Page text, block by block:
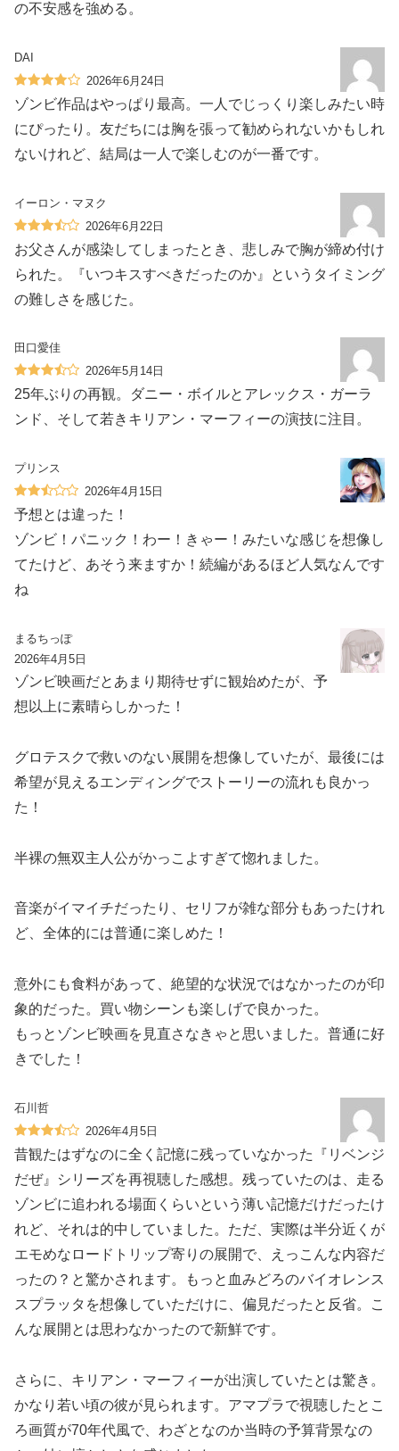
の不安感を強める。
DAI
2026年6月24日
ゾンビ作品はやっぱり最高。一人でじっくり楽しみたい時
にぴったり。友だちには胸を張って勧められないかもしれ
ないけれど、結局は一人で楽しむのが一番です。
イーロン・マヌク
2026年6月22日
お父さんが感染してしまったとき、悲しみで胸が締め付け
られた。『いつキスすべきだったのか』というタイミング
の難しさを感じた。
田口愛佳
2026年5月14日
25年ぶりの再観。ダニー・ボイルとアレックス・ガーラ
ンド、そして若きキリアン・マーフィーの演技に注目。
プリンス
2026年4月15日
予想とは違った！
ゾンビ！パニック！わー！きゃー！みたいな感じを想像し
てたけど、あ‍️そう来ますか！続編があるほど人気なんです
ね
まるちっぽ
2026年4月5日
ゾンビ映画だとあまり期待せずに観始めたが、予
想以上に素晴らしかった！
グロテスクで救いのない展開を想像していたが、最後には
希望が見えるエンディングでストーリーの流れも良かっ
た！
半裸の無双主人公がかっこよすぎて惚れました。
音楽がイマイチだったり、セリフが雑な部分もあったけれ
ど、全体的には普通に楽しめた！
意外にも食料があって、絶望的な状況ではなかったのが印
象的だった。買い物シーンも楽しげで良かった。
もっとゾンビ映画を見直さなきゃと思いました。普通に好
きでした！
石川哲
2026年4月5日
昔観たはずなのに全く記憶に残っていなかった『リベンジ
だぜ』シリーズを再視聴した感想。残っていたのは、走る
ゾンビに追われる場面くらいという薄い記憶だけだったけ
れど、それは的中していました。ただ、実際は半分近くが
エモめなロードトリップ寄りの展開で、えっこんな内容だ
ったの？と驚かされます。もっと血みどろのバイオレンス
スプラッタを想像していただけに、偏見だったと反省。こ
んな展開とは思わなかったので新鮮です。
さらに、キリアン・マーフィーが出演していたとは驚き。
かなり若い頃の彼が見られます。アマプラで視聴したとこ
ろ画質が70年代風で、わざとなのか当時の予算背景なの